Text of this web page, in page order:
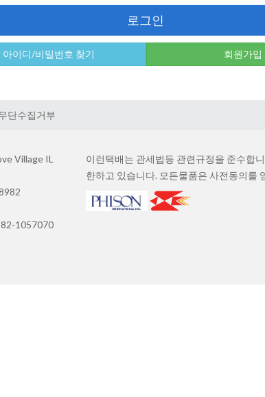
로그인
아이디/비밀번호 찾기 회원가입
단수집거부
Village IL
1057070
이런택배는 관세법등 관련규정을 준수합
한하고 있습니다. 모든물품은 사전동의를